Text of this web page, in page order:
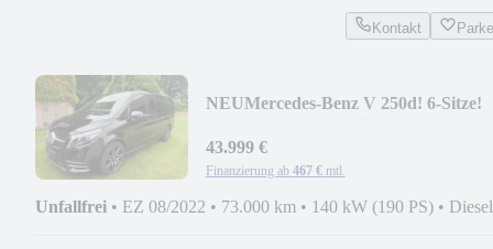
Kontakt
NEUMercedes-Benz V 250d! 6-Sitze!
43.999 €
Finanzierung ab 467 € mtl.
Unfallfrei • EZ 08/2022 • 73.000 km • 140 kW (190 PS) • Diesel